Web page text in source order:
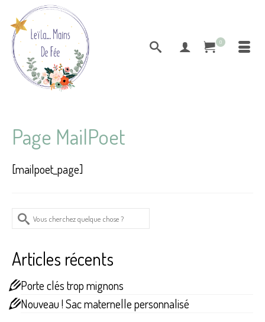
0
Page MailPoet
[mailpoet_page]
Rechercher :
Articles récents
Porte clés trop mignons
Nouveau ! Sac maternelle personnalisé